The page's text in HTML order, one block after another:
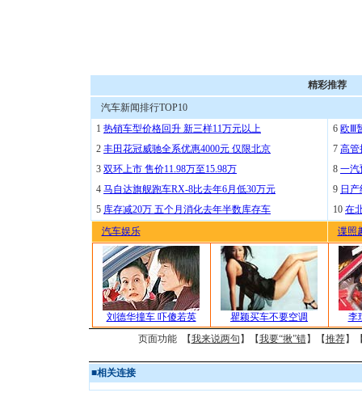
精彩推荐
汽车新闻排行TOP10
1 热销车型价格回升 新三样11万元以上
2 丰田花冠威驰全系优惠4000元 仅限北京
3 双环上市 售价11.98万至15.98万
4 马自达旗舰跑车RX-8比去年6月低30万元
5 库存减20万 五个月消化去年半数库存车
6 欧Ⅲ
7 高管
8 一汽
9 日
10 在
汽车娱乐
谍照
刘德华撞车 吓傻若英 瞿颖买车不要空调
李
页面功能 【我来说两句 】【我要“揪”错】【推荐】
■相关连接